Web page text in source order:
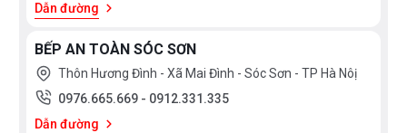
Dẫn đường
BẾP AN TOÀN SÓC SƠN
Thôn Hương Đình - Xã Mai Đình - Sóc Sơn - TP Hà Nôị
0976.665.669 - 0912.331.335
Dẫn đường